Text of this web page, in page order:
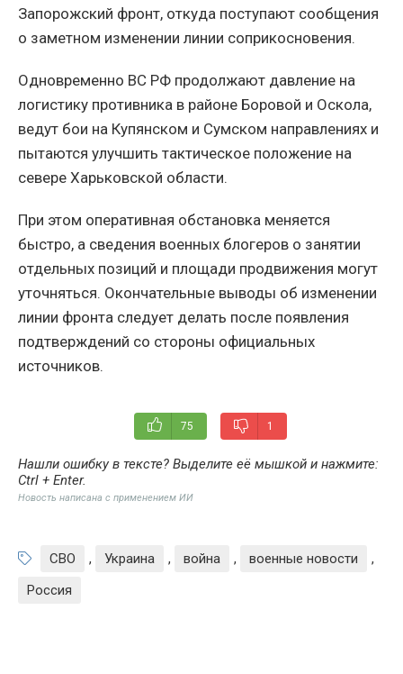
Запорожский фронт, откуда поступают сообщения
о заметном изменении линии соприкосновения.
Одновременно ВС РФ продолжают давление на
логистику противника в районе Боровой и Оскола,
ведут бои на Купянском и Сумском направлениях и
пытаются улучшить тактическое положение на
севере Харьковской области.
При этом оперативная обстановка меняется
быстро, а сведения военных блогеров о занятии
отдельных позиций и площади продвижения могут
уточняться. Окончательные выводы об изменении
линии фронта следует делать после появления
подтверждений со стороны официальных
источников.
75 1
Нашли ошибку в тексте? Выделите её мышкой и нажмите:
Ctrl + Enter.
Новость написана с применением ИИ
СВО , Украина , война , военные новости
,
Россия